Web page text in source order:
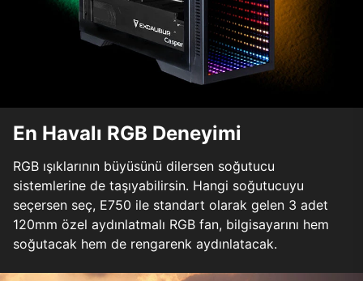
En Havalı RGB Deneyimi
RGB ışıklarının büyüsünü dilersen soğutucu
sistemlerine de taşıyabilirsin. Hangi soğutucuyu
seçersen seç, E750 ile standart olarak gelen 3 adet
120mm özel aydınlatmalı RGB fan, bilgisayarını hem
soğutacak hem de rengarenk aydınlatacak.